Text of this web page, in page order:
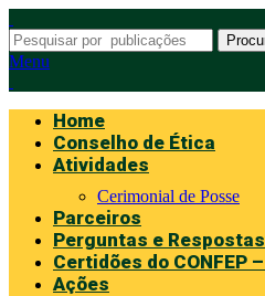
Menu
Home
Conselho de Ética
Atividades
Cerimonial de Posse
Parceiros
Perguntas e Respostas
Certidões do CONFEP
Ações